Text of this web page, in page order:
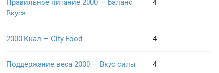
Правильное питание 2000 — Баланс
Вкуса
4
2000 Ккал — City Food 4
Поддержание веса 2000 — Вкус силы 4